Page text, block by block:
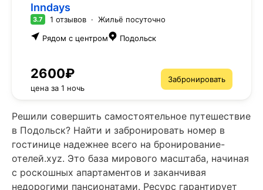
Inndays
3.7 1 отзывов · Жильё посуточно
Рядом с центром
Подольск
2600₽
цена за 1 ночь
Забронировать
Решили совершить самостоятельное путешествие
в Подольск? Найти и забронировать номер в
гостинице надежнее всего на бронирование-
отелей.xyz. Это база мирового масштаба, начиная
с роскошных апартаментов и заканчивая
недорогими пансионатами. Ресурс гарантирует